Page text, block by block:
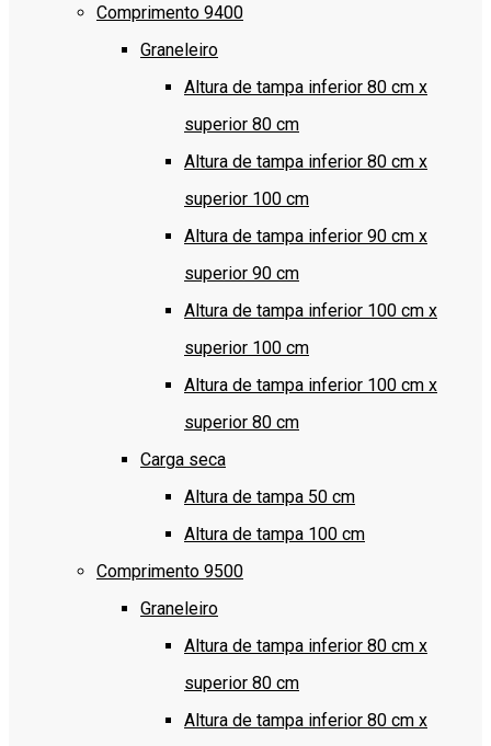
Comprimento 9400
Graneleiro
Altura de tampa inferior 80 cm x
superior 80 cm
Altura de tampa inferior 80 cm x
superior 100 cm
Altura de tampa inferior 90 cm x
superior 90 cm
Altura de tampa inferior 100 cm x
superior 100 cm
Altura de tampa inferior 100 cm x
superior 80 cm
Carga seca
Altura de tampa 50 cm
Altura de tampa 100 cm
Comprimento 9500
Graneleiro
Altura de tampa inferior 80 cm x
superior 80 cm
Altura de tampa inferior 80 cm x